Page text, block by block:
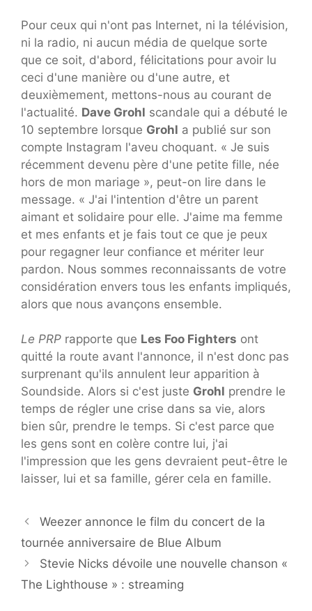
Pour ceux qui n'ont pas Internet, ni la télévision,
ni la radio, ni aucun média de quelque sorte
que ce soit, d'abord, félicitations pour avoir lu
ceci d'une manière ou d'une autre, et
deuxièmement, mettons-nous au courant de
l'actualité. Dave Grohl scandale qui a débuté le
10 septembre lorsque Grohl a publié sur son
compte Instagram l'aveu choquant. « Je suis
récemment devenu père d'une petite fille, née
hors de mon mariage », peut-on lire dans le
message. « J'ai l'intention d'être un parent
aimant et solidaire pour elle. J'aime ma femme
et mes enfants et je fais tout ce que je peux
pour regagner leur confiance et mériter leur
pardon. Nous sommes reconnaissants de votre
considération envers tous les enfants impliqués,
alors que nous avançons ensemble.
Le PRP rapporte que Les Foo Fighters ont
quitté la route avant l'annonce, il n'est donc pas
surprenant qu'ils annulent leur apparition à
Soundside. Alors si c'est juste Grohl prendre le
temps de régler une crise dans sa vie, alors
bien sûr, prendre le temps. Si c'est parce que
les gens sont en colère contre lui, j'ai
l'impression que les gens devraient peut-être le
laisser, lui et sa famille, gérer cela en famille.
Weezer annonce le film du concert de la
tournée anniversaire de Blue Album
Stevie Nicks dévoile une nouvelle chanson «
The Lighthouse » : streaming